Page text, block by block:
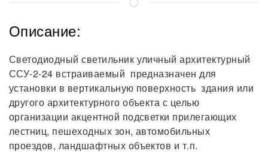
Описание:
Светодиодный светильник уличный архитектурный
ССУ-2-24 встраиваемый предназначен для
установки в вертикальную поверхность здания или
другого архитектурного объекта с целью
организации акцентной подсветки прилегающих
лестниц, пешеходных зон, автомобильных
проездов, ландшафтных объектов и т.п.